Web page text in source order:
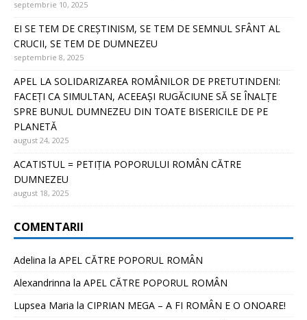
septembrie 10, 2025
EI SE TEM DE CREȘTINISM, SE TEM DE SEMNUL SFÂNT AL
CRUCII, SE TEM DE DUMNEZEU
septembrie 8, 2025
APEL LA SOLIDARIZAREA ROMÂNILOR DE PRETUTINDENI:
FACEȚI CA SIMULTAN, ACEEAȘI RUGĂCIUNE SĂ SE ÎNALȚE
SPRE BUNUL DUMNEZEU DIN TOATE BISERICILE DE PE
PLANETĂ
august 24, 2025
ACATISTUL = PETIȚIA POPORULUI ROMÂN CĂTRE
DUMNEZEU
august 18, 2025
COMENTARII
Adelina la APEL CĂTRE POPORUL ROMÂN
Alexandrinna la APEL CĂTRE POPORUL ROMÂN
Lupsea Maria la CIPRIAN MEGA – A FI ROMÂN E O ONOARE!